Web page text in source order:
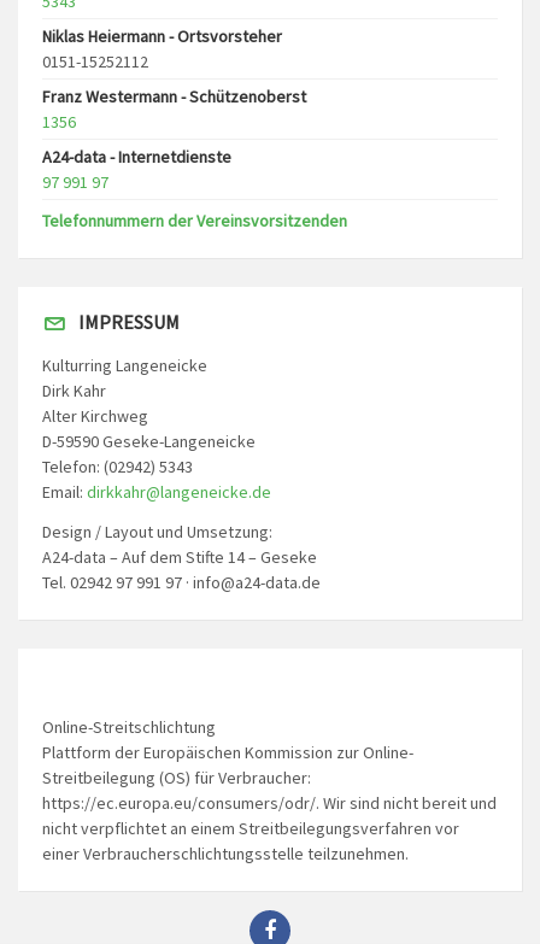
Niklas Heiermann - Ortsvorsteher
0151-15252112
Franz Westermann - Schützenoberst
1356
A24-data - Internetdienste
97 991 97
Telefonnummern der Vereinsvorsitzenden
IMPRESSUM
Kulturring Langeneicke
Dirk Kahr
Alter Kirchweg
D-59590 Geseke-Langeneicke
Telefon: (02942) 5343
Email: dirkkahr@langeneicke.de
Design / Layout und Umsetzung:
A24-data – Auf dem Stifte 14 – Geseke
Tel. 02942 97 991 97 · info@a24-data.de
Online-Streitschlichtung
Plattform der Europäischen Kommission zur Online-
Streitbeilegung (OS) für Verbraucher:
https://ec.europa.eu/consumers/odr/. Wir sind nicht bereit und
nicht verpflichtet an einem Streitbeilegungsverfahren vor
einer Verbraucherschlichtungsstelle teilzunehmen.